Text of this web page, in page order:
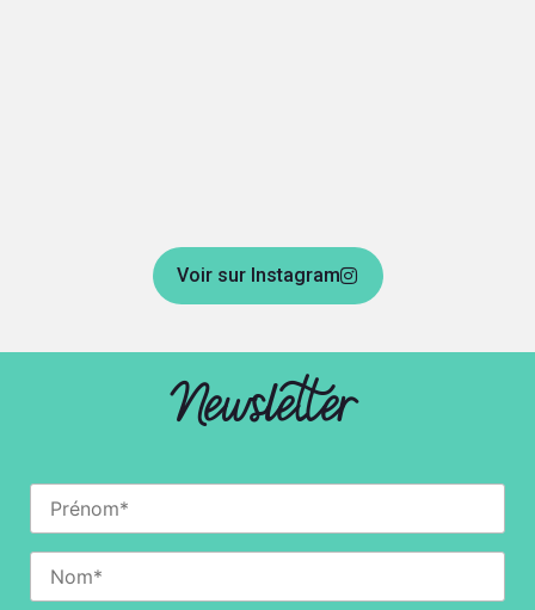
Voir sur Instagram
Newsletter